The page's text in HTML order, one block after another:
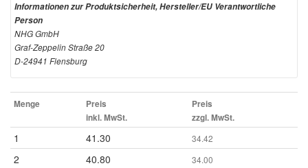
Informationen zur Produktsicherheit, Hersteller/EU Verantwortliche
Person
NHG GmbH
Graf-Zeppelin Straße 20
D-24941 Flensburg
Menge
Preis
inkl. MwSt.
Preis
zzgl. MwSt.
1 41.30 34.42
2 40.80 34.00